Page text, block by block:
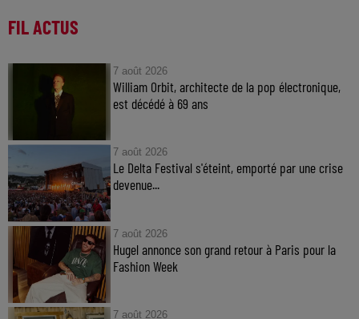
FIL ACTUS
7 août 2026
William Orbit, architecte de la pop électronique,
est décédé à 69 ans
7 août 2026
Le Delta Festival s'éteint, emporté par une crise
devenue...
7 août 2026
Hugel annonce son grand retour à Paris pour la
Fashion Week
7 août 2026